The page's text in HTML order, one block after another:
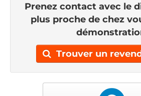
Prenez contact avec le
plus proche de chez
Trouver un